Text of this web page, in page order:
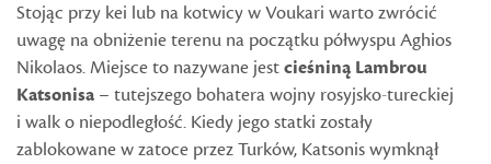
Stojąc przy kei lub na kotwicy w Voukari warto zwrócić
uwagę na obniżenie terenu na początku półwyspu Aghios
Nikolaos. Miejsce to nazywane jestcieśniną Lambrou
Katsonisa – tutejszego bohatera wojny rosyjsko-tureckiej
i walk o niepodległość. Kiedy jego statki zostały
zablokowane w zatoce przez Turków, Katsonis wymknął